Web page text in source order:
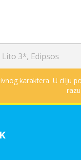
3*, Edipsos
karaktera. U cilju